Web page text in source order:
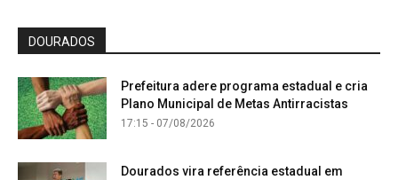
DOURADOS
Prefeitura adere programa estadual e cria
Plano Municipal de Metas Antirracistas
17:15 - 07/08/2026
Dourados vira referência estadual em